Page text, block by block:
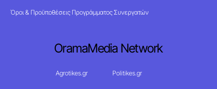
Όροι & Προϋποθέσεις Προγράμματος Συνεργατών
OramaMedia Network
Agrotikes.gr Politikes.gr